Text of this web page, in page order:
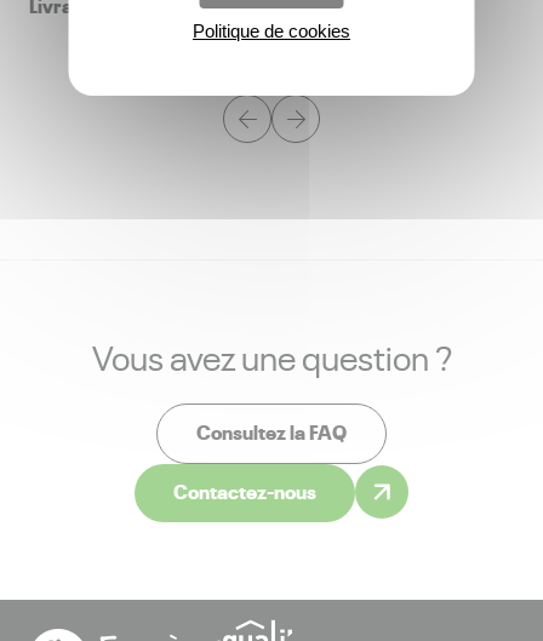
Vous avez une question ?
Consultez la FAQ
Contactez-nous
Politique de cookies